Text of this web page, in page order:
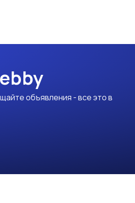
объявления - все это в